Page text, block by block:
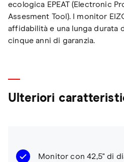
ecologica EPEAT (Electronic
Assesment Tool). I monitor
affidabilità e una lunga durata
cinque anni di garanzia.
Ulteriori
Monitor con 42,5" di